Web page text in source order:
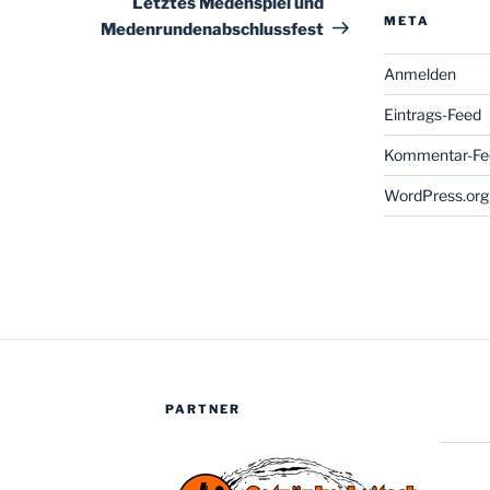
Medenrundenabschlussfest
META
Anmelden
Eintrags-Feed
Kommentar-
WordPress.org
PARTNER